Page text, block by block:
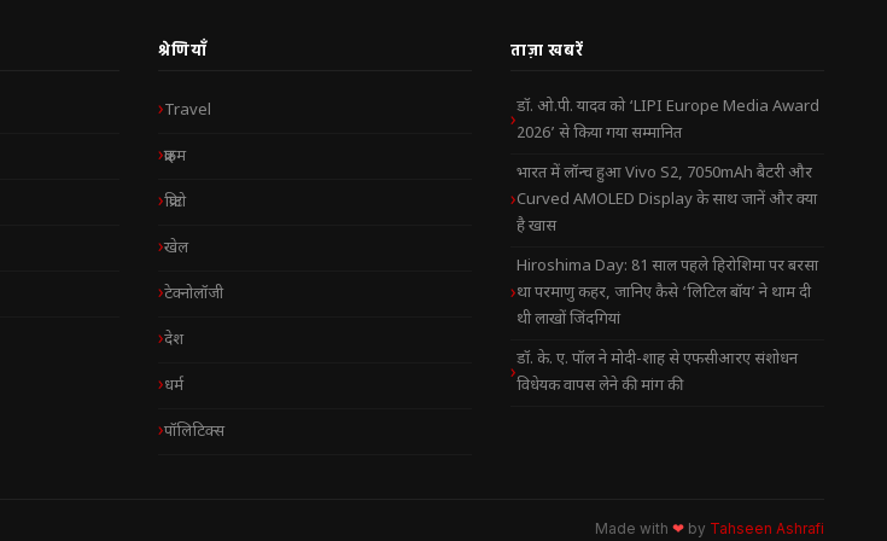
श्रेणियाँ
Travel
क्राइम
क्रिप्टो
खेल
टेक्नोलॉजी
देश
धर्म
पॉलिटिक्स
ताज़ा खबरें
डॉ. ओ.पी. यादव को ‘LIPI Europe Media Award
2026’ से किया गया सम्मानित
भारत में लॉन्च हुआ Vivo S2, 7050mAh बैटरी और
Curved AMOLED Display के साथ जानें और क्या
है खास
Hiroshima Day: 81 साल पहले हिरोशिमा पर बरसा
था परमाणु कहर, जानिए कैसे ‘लिटिल बॉय’ ने थाम दी
थी लाखों जिंदगियां
डॉ. के. ए. पॉल ने मोदी-शाह से एफसीआरए संशोधन
विधेयक वापस लेने की मांग की
Made with ❤ by Tahseen Ashrafi